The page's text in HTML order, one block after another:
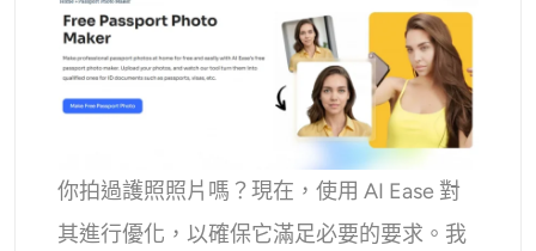
你拍過護照照片嗎？現在，使用 AI Ease 對
其進行優化，以確保它滿足必要的要求。我